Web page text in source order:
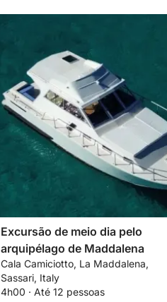
Excursão de meio dia pelo
arquipélago de Maddalena
Cala Camiciotto, La Maddalena,
Sassari, Italy
4h00 · Até 12 pessoas